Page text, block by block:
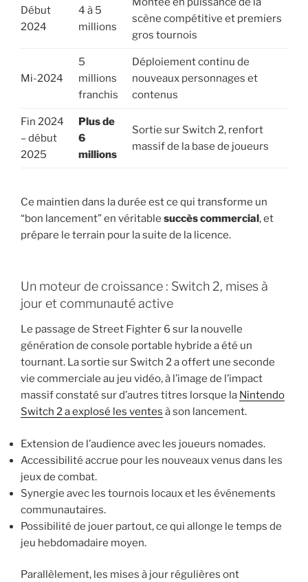
Début
2024
4 à 5
millions
scène compétitive et premiers
gros tournois
Mi-2024
5
millions
franchis
Déploiement continu de
nouveaux personnages et
contenus
Fin 2024
– début
2025
Plus de
6
millions
Sortie sur Switch 2, renfort
massif de la base de joueurs
Ce maintien dans la durée est ce qui transforme un
“bon lancement” en véritable succès commercial , et
prépare le terrain pour la suite de la licence.
Un moteur de croissance : Switch 2, mises à
jour et communauté active
Le passage de Street Fighter 6 sur la nouvelle
génération de console portable hybride a été un
tournant. La sortie sur Switch 2 a offert une seconde
vie commerciale au jeu vidéo, à l’image de l’impact
massif constaté sur d’autres titres lorsque la Nintendo
Switch 2 a explosé les ventes à son lancement.
Extension de l’audience avec les joueurs nomades.
Accessibilité accrue pour les nouveaux venus dans les
jeux de combat.
Synergie avec les tournois locaux et les événements
communautaires.
Possibilité de jouer partout, ce qui allonge le temps de
jeu hebdomadaire moyen.
Parallèlement, les mises à jour régulières ont